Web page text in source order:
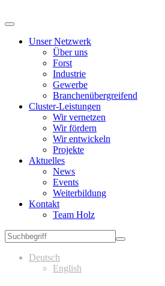
Unser Netzwerk
Über uns
Forst
Industrie
Gewerbe
Branchenübergreifend
Cluster-Leistungen
Wir vernetzen
Wir fördern
Wir entwickeln
Projekte
Aktuelles
News
Events
Weiterbildung
Kontakt
Team Holz
Deutsch
English